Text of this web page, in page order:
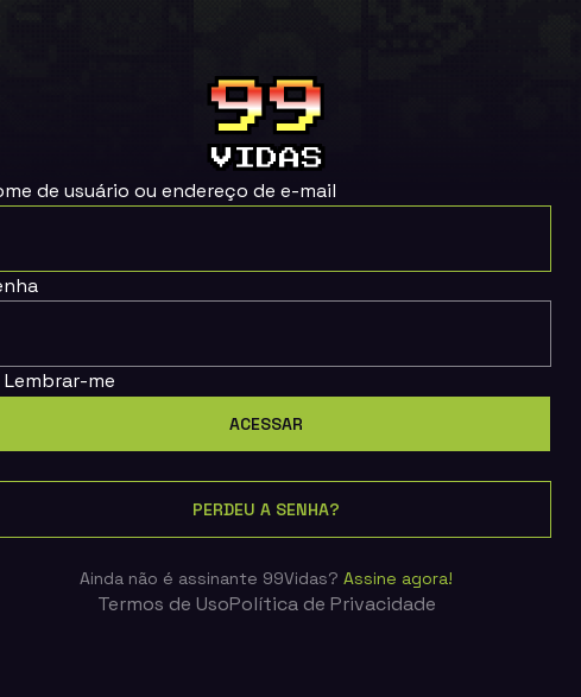
de usuário ou endereço de e-mail
Lembrar-me
PERDEU A SENHA?
Ainda não é assinante 99Vidas? Assine agora!
Termos de UsoPolítica de Privacidade